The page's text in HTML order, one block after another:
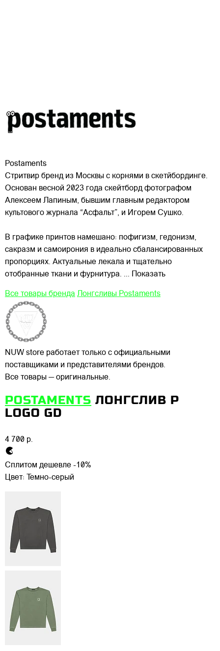
Postaments
Стритвир бренд из Москвы с корнями в скетйбординге.
Основан весной 2023 года скейтборд фотографом
Алексеем Лапиным, бывшим главным редактором
культового журнала “Асфальт”, и Игорем Сушко.
В графике принтов намешано: пофигизм, гедонизм,
сакразм и самоирония в идеально сбалансированных
пропорциях. Актуальные лекала и тщательно
отобранные ткани и фурнитура. ... Показать
Все товары бренда Лонгсливы Postaments
NUW store работает только с официальными
поставщиками и представителями брендов.
Все товары — оригинальные.
POSTAMENTS ЛОНГСЛИВ P
LOGO GD
4 700 р.
Сплитом дешевле -10%
Цвет: Темно-серый